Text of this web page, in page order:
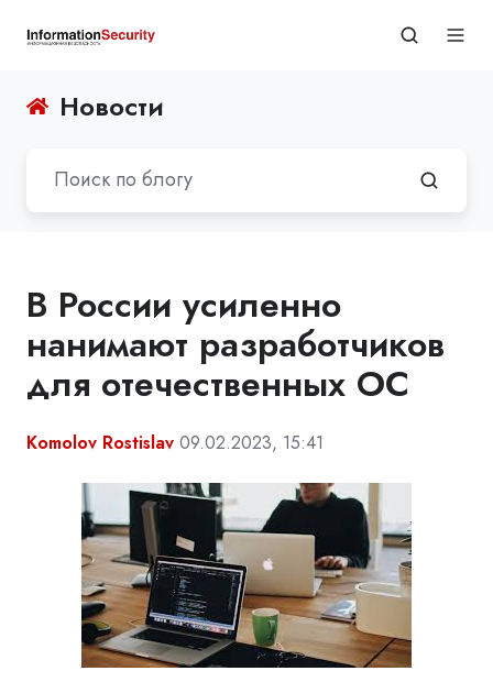
Новости
В России усиленно
нанимают разработчиков
для отечественных ОС
Komolov Rostislav 09.02.2023, 15:41